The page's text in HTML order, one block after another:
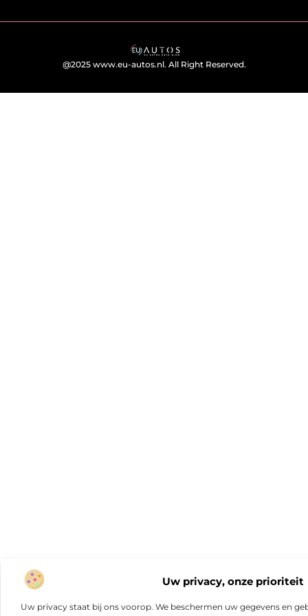
Uw privacy, onze prioriteit
Uw privacy staat bij ons voorop. We beschermen uw gegevens en
@2025 www.eu-autos.nl. All Right Reserved.